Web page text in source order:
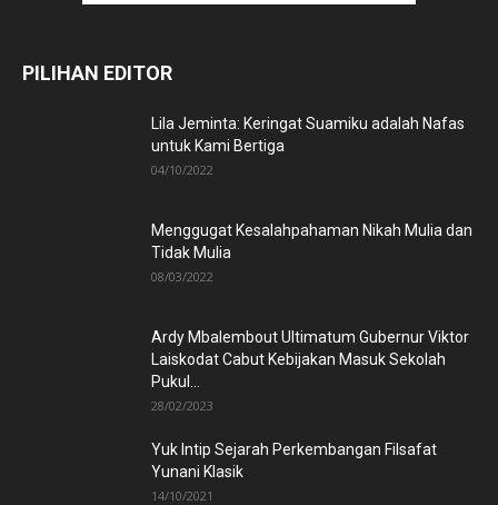
PILIHAN EDITOR
Lila Jeminta: Keringat Suamiku adalah Nafas
untuk Kami Bertiga
04/10/2022
Menggugat Kesalahpahaman Nikah Mulia dan
Tidak Mulia
08/03/2022
Ardy Mbalembout Ultimatum Gubernur Viktor
Laiskodat Cabut Kebijakan Masuk Sekolah
Pukul...
28/02/2023
Yuk Intip Sejarah Perkembangan Filsafat
Yunani Klasik
14/10/2021